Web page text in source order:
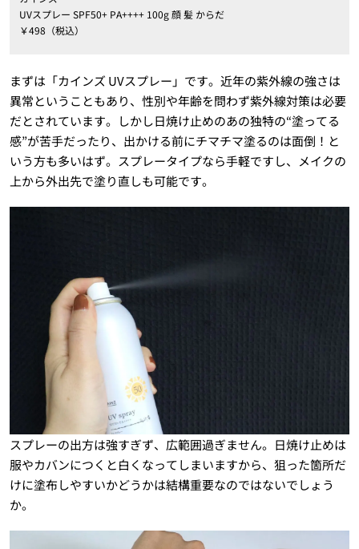
UVスプレー SPF50+ PA++++ 100g 顔 髪 からだ
￥498（税込）
まずは「カインズ UVスプレー」です。近年の紫外線の強さは
異常ということもあり、性別や年齢を問わず紫外線対策は必要
だとされています。しかし日焼け止めのあの独特の“塗ってる
感”が苦手だったり、出かける前にチマチマ塗るのは面倒！と
いう方も多いはず。スプレータイプなら手軽ですし、メイクの
上から外出先で塗り直しも可能です。
スプレーの出方は強すぎず、広範囲過ぎません。日焼け止めは
服やカバンにつくと白くなってしまいますから、狙った箇所だ
けに塗布しやすいかどうかは結構重要なのではないでしょう
か。